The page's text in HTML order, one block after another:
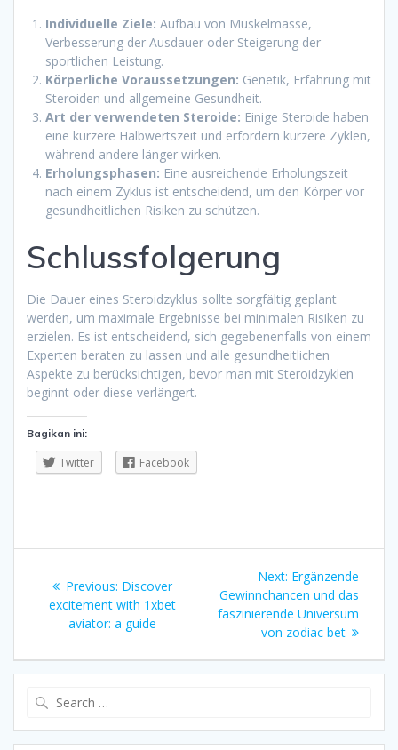
Individuelle Ziele: Aufbau von Muskelmasse,
Verbesserung der Ausdauer oder Steigerung der
sportlichen Leistung.
Körperliche Voraussetzungen: Genetik, Erfahrung mit
Steroiden und allgemeine Gesundheit.
Art der verwendeten Steroide: Einige Steroide haben
eine kürzere Halbwertszeit und erfordern kürzere Zyklen,
während andere länger wirken.
Erholungsphasen: Eine ausreichende Erholungszeit
nach einem Zyklus ist entscheidend, um den Körper vor
gesundheitlichen Risiken zu schützen.
Schlussfolgerung
Die Dauer eines Steroidzyklus sollte sorgfältig geplant
werden, um maximale Ergebnisse bei minimalen Risiken zu
erzielen. Es ist entscheidend, sich gegebenenfalls von einem
Experten beraten zu lassen und alle gesundheitlichen
Aspekte zu berücksichtigen, bevor man mit Steroidzyklen
beginnt oder diese verlängert.
Bagikan ini:
Twitter Facebook
posPrevious: Previous
post:
Discover
excitement with 1xbet
aviator: a guide
Next: Next
post:
Ergänzende
Gewinnchancen und das
faszinierende Universum
von zodiac bet